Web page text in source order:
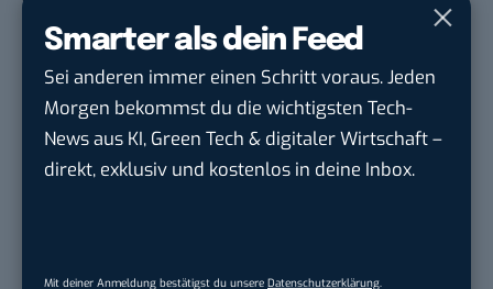
Smarter als dein Feed
Sei anderen immer einen Schritt voraus. Jeden
Morgen bekommst du die wichtigsten Tech-
News aus KI, Green Tech & digitaler Wirtschaft –
direkt, exklusiv und kostenlos in deine Inbox.
Mit deiner Anmeldung bestätigst du unsere Datenschutzerklärung.
Bildergalerie: Rundgang über den Google
Campus in Mountain View
Das sind die 15 Top-Start-ups aus Deutschland
Du möchtest nicht abgehängt werden, wenn es um
Tag UPDATE, unser Tech-Briefing mit den